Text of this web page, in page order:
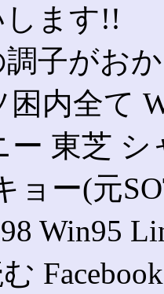
ます!!
子がお
困内全て
ー 東芝
ョー(元
Win95